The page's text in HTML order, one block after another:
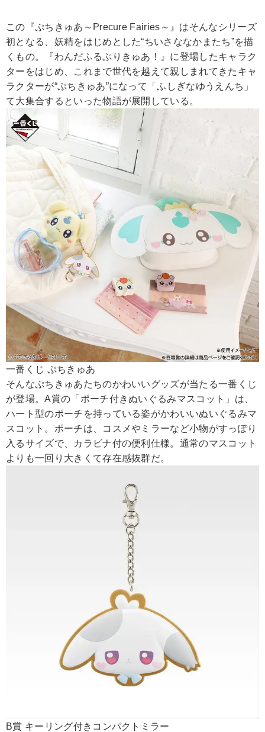
この『ぷちきゅあ～Precure Fairies～』はそんなシリーズ
初となる、妖精をはじめとした“ちいさななかまたち”を描
くもの。『わんだふるぷりきゅあ！』に登場したキャラク
ターをはじめ、これまで世代を越えて親しまれてきたキャ
ラクターが“ぷちきゅあ”になって「ふしぎなゆうえんち」
て大集合するといった物語が展開している。
一番くじ ぷちきゅあ
そんなぷちきゅあたちのかわいいグッズが当たる一番くじ
が登場。A賞の「ポーチ付きぬいぐるみマスコット」は、
ハート型のポーチを持っている姿がかわいいぬいぐるみマ
スコット。ポーチは、コスメやミラーなど小物がすっぽり
入るサイズで、カラビナ付の便利仕様。通常のマスコット
よりも一回り大きくて存在感抜群だ。
B賞 キーリング付きコンパクトミラー